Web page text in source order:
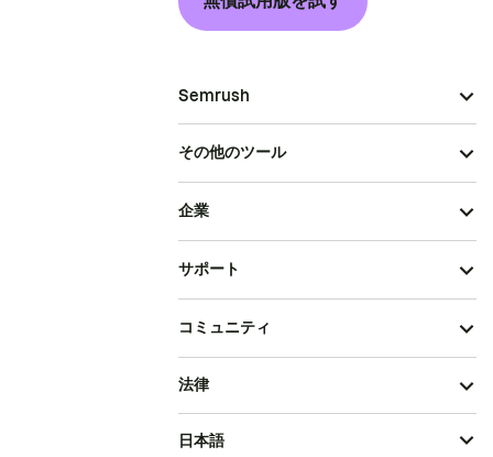
Semrush
その他のツール
企業
サポート
コミュニティ
法律
日本語